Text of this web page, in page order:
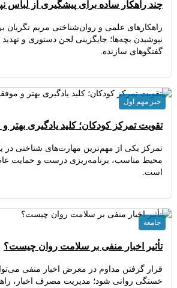
چند راهکار ساده برای پیشگیری از لباس
راهکارهای علمی و روان‌شناختی مریم
نپوشیدن بچه‌ها؛ جایگزینی لحن دستوری و تهدید
گفتگوهای سازنده.
تقویت تمرکز کودکان؛ کلید یادگیری
تمرکز یکی از مهم‌ترین مهارت‌های شناختی در
محیط مناسب، برنامه‌ریزی درست و حمایت
است.
خبر مهم اول
تأثیر اخبار منفی بر سلامت روان چیست؟
قرار گرفتن مداوم در معرض اخبار منفی
خستگی روانی شود؛ مدیریت مصرف اخبار،
جامعه